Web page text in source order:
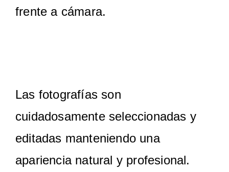
frente a cámara.
Las fotografías son
cuidadosamente seleccionadas y
editadas manteniendo una
apariencia natural y profesional.